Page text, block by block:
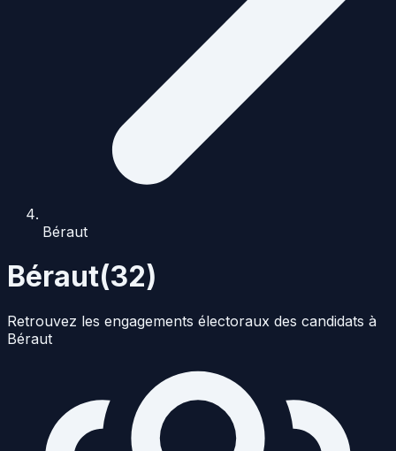
Béraut
Béraut(32)
Retrouvez les engagements électoraux des candidats à
Béraut